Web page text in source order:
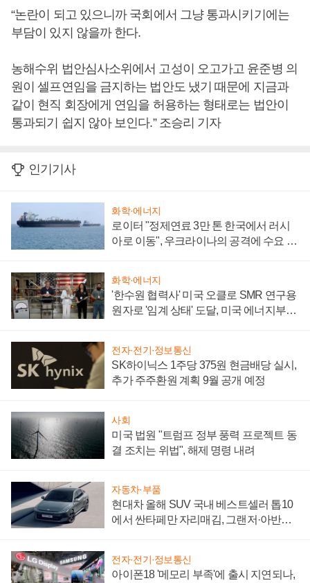
“논란이 되고 있으니까 국회에서 그냥 통과시키기에는
부담이 있지 않을까 한다.
농해수위 법안심사소위에서 고성이 오고가고 윤준병 의
원이 셀프연임을 금지하는 법안도 냈기 때문에 지금과
같이 현직 회장에게 연임을 허용하는 형태로는 법안이
통과되기 쉽지 않아 보인다.” 조승리 기자
인기기사
화학·에너지
로이터 "정제연료 3만 톤 한국에서 러시
아로 이동", 우크라이나의 공격에 수요 늘
화학·에너지
'한수원 협력사' 미국 오클로 SMR 연구용
원자로 '임계 상태' 도달, 미국 에너지부
전자·전기·정보통신
SK하이닉스 1주당 375원 현금배당 실시,
추가 주주환원 계획 9월 공개 예정
사회
미국 법원 "트럼프 정부 풍력 프로젝트 동
결 조치는 위법", 해제 명령 내려
자동차·부품
현대차 올해 SUV 국내 베스트셀러 톱10
에서 싼타페만 자리매김, 그랜저·아반떼
전자·전기·정보통신
아이폰18 '메모리 부족'에 출시 지연되나,